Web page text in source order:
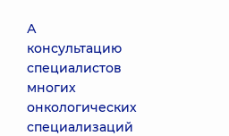
А
консультацию
специалистов
многих
онкологических
специализаций